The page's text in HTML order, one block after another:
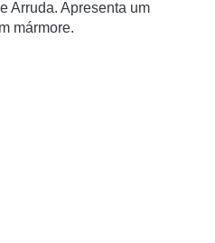
Arruda. Apresenta um
mármore.